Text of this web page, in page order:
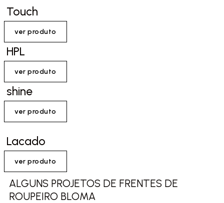
Touch
ver produto
HPL
ver produto
shine
ver produto
Lacado
ver produto
ALGUNS PROJETOS DE FRENTES DE
ROUPEIRO BLOMA